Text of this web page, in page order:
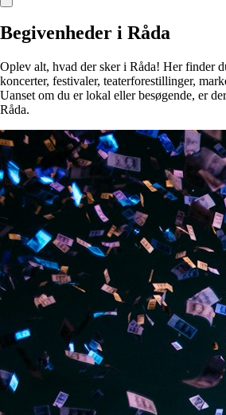
Begivenheder i Råda
Oplev alt, hvad der sker i Råda! Her finder
koncerter, festivaler, teaterforestillinger,
Uanset om du er lokal eller besøgende, er
Råda.